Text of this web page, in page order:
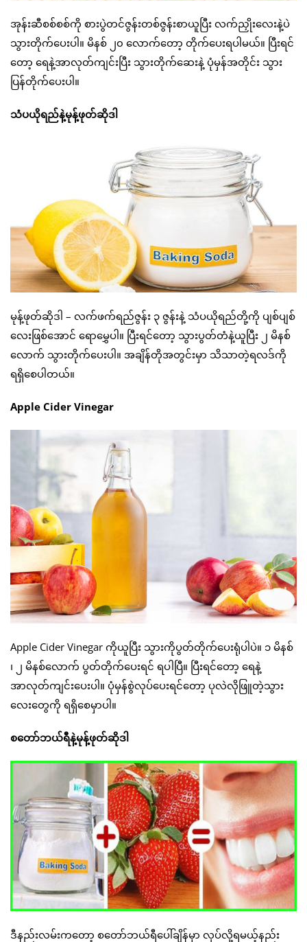
အုန်းဆီစစ်စစ်ကို စားပွဲတင်ဇွန်းတစ်ဇွန်းစာယူပြီး လက်ညှိုးလေးနဲ့ပဲ
သွားတိုက်ပေးပါ။ မိနစ် ၂၀ လောက်တော့ တိုက်ပေးရပါမယ်။ ပြီးရင်
တော့ ရေနဲ့အာလုတ်ကျင်းပြီး သွားတိုက်ဆေးနဲ့ ပုံမှန်အတိုင်း သွား
ပြန်တိုက်ပေးပါ။
သံပယိုရည်နဲ့မုန့်ဖုတ်ဆိုဒါ
မုန့်ဖုတ်ဆိုဒါ – လက်ဖက်ရည်ဇွန်း ၃ ဇွန်းနဲ့ သံပယိုရည်တို့ကို ပျစ်ပျစ်
လေးဖြစ်အောင် ရောမွှေပါ။ ပြီးရင်တော့ သွားပွတ်တံနဲ့ယူပြီး ၂ မိနစ်
လောက် သွားတိုက်ပေးပါ။ အချိန်တိုအတွင်းမှာ သိသာတဲ့ရလဒ်ကို
ရရှိစေပါတယ်။
Apple Cider Vinegar
Apple Cider Vinegar ကိုယူပြီး သွားကိုပွတ်တိုက်ပေးရုံပါပဲ။ ၁ မိနစ်
၊ ၂ မိနစ်လောက် ပွတ်တိုက်ပေးရင် ရပါပြီ။ ပြီးရင်တော့ ရေနဲ့
အာလုတ်ကျင်းပေးပါ။ ပုံမှန်စွဲလုပ်ပေးရင်တော့ ပုလဲလိုဖြူတဲ့သွား
လေးတွေကို ရရှိစေမှာပါ။
စတော်ဘယ်ရီနဲ့မုန့်ဖုတ်ဆိုဒါ
ဒီနည်းလမ်းကတော့ စတော်ဘယ်ရီပေါ်ချိန်မှာ လုပ်လို့ရမယ့်နည်း